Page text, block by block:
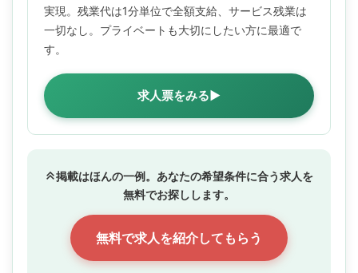
実現。残業代は1分単位で全額支給、サービス残業は
一切なし。プライベートも大切にしたい方に最適で
す。
求人票をみる▶
掲載はほんの一例。あなたの希望条件に合う求人を
無料でお探しします。
無料で求人を紹介してもらう